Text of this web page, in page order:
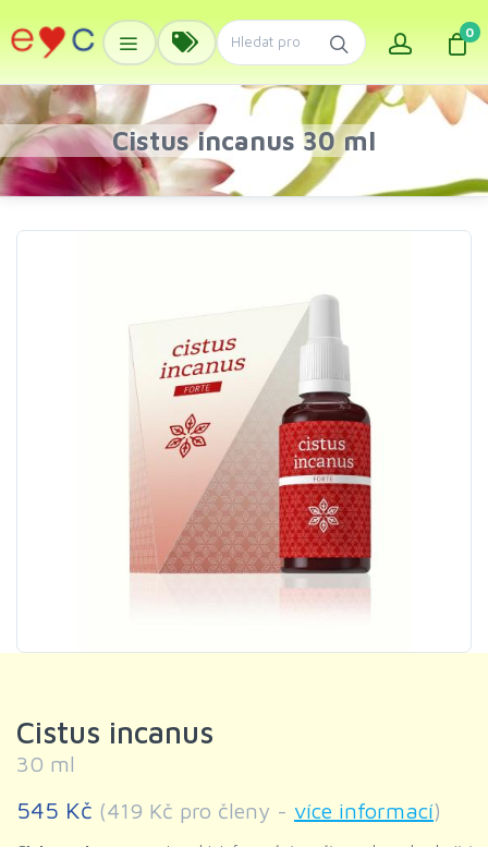
0
Cistus incanus 30 ml
Cistus incanus
30 ml
545 Kč (419 Kč pro členy - více informací)